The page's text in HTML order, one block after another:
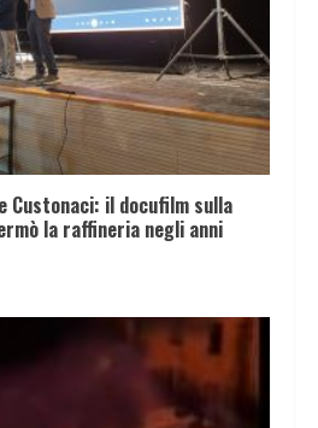
Custonaci: il docufilm sulla
la raffineria negli anni